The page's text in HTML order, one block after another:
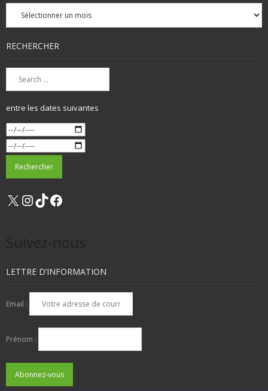
Archives
mensuelles
RECHERCHER
entre les dates suivantes
X Instagram
TikTok
LETTRE D’INFORMATION
Email :
Prénom :